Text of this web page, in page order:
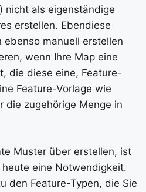
nicht als eigenständige
erstellen. Ebendiese
ebenso manuell erstellen
wenn Ihre Map eine
die diese eine, Feature-
Feature-Vorlage wie
die zugehörige Menge in
Muster über erstellen, ist
eine Notwendigkeit.
den Feature-Typen, die Sie